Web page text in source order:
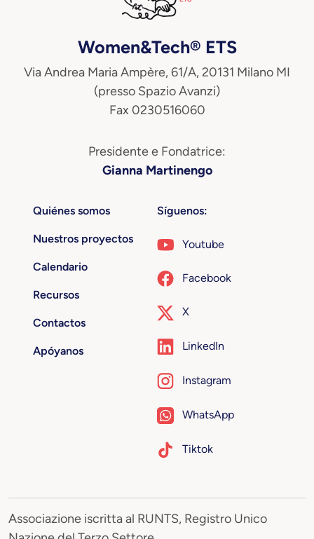
Women&Tech® ETS
Via Andrea Maria Ampère, 61/A, 20131 Milano MI
(presso Spazio Avanzi)
Fax 0230516060
Presidente e Fondatrice:
Gianna Martinengo
Quiénes somos
Nuestros proyectos
Calendario
Recursos
Contactos
Apóyanos
Síguenos:
Youtube
Facebook
X
LinkedIn
Instagram
WhatsApp
Tiktok
Associazione iscritta al RUNTS, Registro Unico